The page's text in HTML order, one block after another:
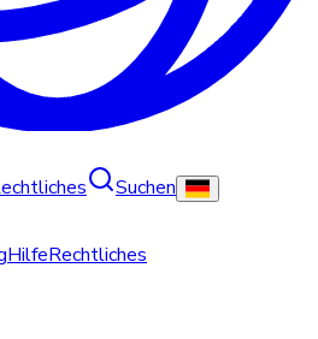
Suchen
HilfeRechtliches